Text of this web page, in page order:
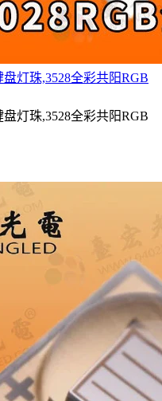
灯珠,3528全彩共阳RGB
灯珠,3528全彩共阳RGB